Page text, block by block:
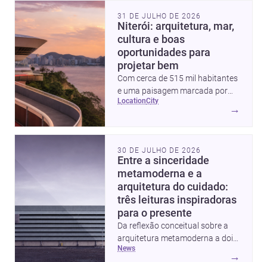
31 DE JULHO DE 2026
Niterói: arquitetura, mar,
cultura e boas
oportunidades para
projetar bem
Com cerca de 515 mil habitantes
e uma paisagem marcada por
ícones como o Museu de Arte
Baía de Guanabara e um
mercado interessante para quem
quer construir, reformar ou
decorar.
location city
→
30 DE JULHO DE 2026
Entre a sinceridade
metamoderna e a
arquitetura do cuidado:
três leituras inspiradoras
para o presente
Da reflexão conceitual sobre a
arquitetura metamoderna a dois
projetos que colocam escala
news
→